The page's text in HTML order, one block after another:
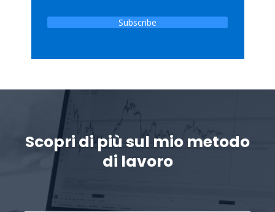
Subscribe
Scopri di più sul mio metodo
di lavoro